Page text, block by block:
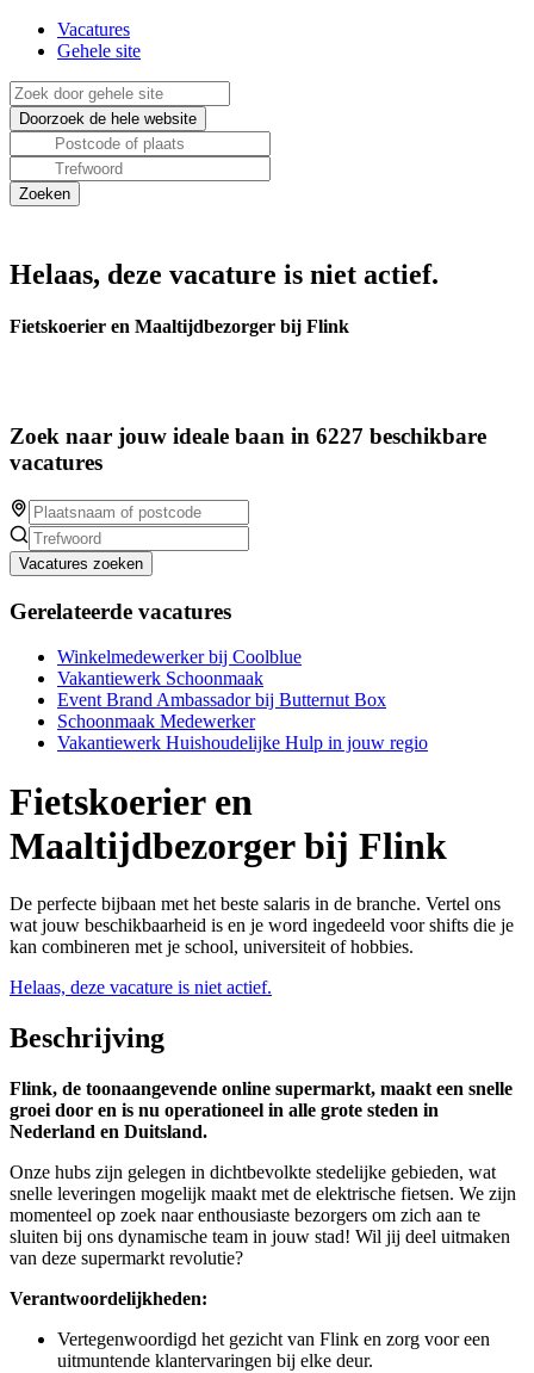
Vacatures
Gehele site
Helaas, deze vacature is niet actief.
Fietskoerier en Maaltijdbezorger bij Flink
Zoek naar jouw ideale baan in 6227 beschikbare
vacatures
Vacatures zoeken
Gerelateerde vacatures
Winkelmedewerker bij Coolblue
Vakantiewerk Schoonmaak
Event Brand Ambassador bij Butternut Box
Schoonmaak Medewerker
Vakantiewerk Huishoudelijke Hulp in jouw regio
Fietskoerier en
Maaltijdbezorger bij Flink
De perfecte bijbaan met het beste salaris in de branche. Vertel ons
wat jouw beschikbaarheid is en je word ingedeeld voor shifts die je
kan combineren met je school, universiteit of hobbies.
Helaas, deze vacature is niet actief.
Beschrijving
Flink, de toonaangevende online supermarkt, maakt een snelle
groei door en is nu operationeel in alle grote steden in
Nederland en Duitsland.
Onze hubs zijn gelegen in dichtbevolkte stedelijke gebieden, wat
snelle leveringen mogelijk maakt met de elektrische fietsen. We zijn
momenteel op zoek naar enthousiaste bezorgers om zich aan te
sluiten bij ons dynamische team in jouw stad! Wil jij deel uitmaken
van deze supermarkt revolutie?
Verantwoordelijkheden:
Vertegenwoordigd het gezicht van Flink en zorg voor een
uitmuntende klantervaringen bij elke deur.